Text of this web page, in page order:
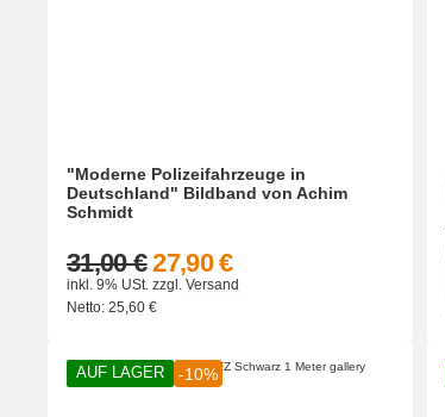
"Moderne Polizeifahrzeuge in
Deutschland" Bildband von Achim
Schmidt
27,90 €
31,00 €
inkl. 9% USt. zzgl. Versand
Netto: 25,60 €
AUF LAGER -10%